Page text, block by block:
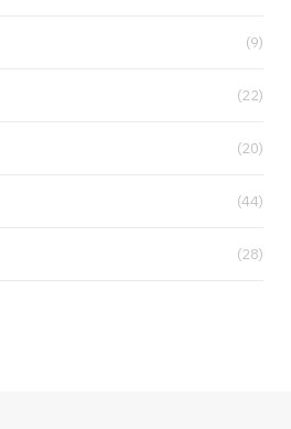
(9)
(22)
(20)
(44)
(28)